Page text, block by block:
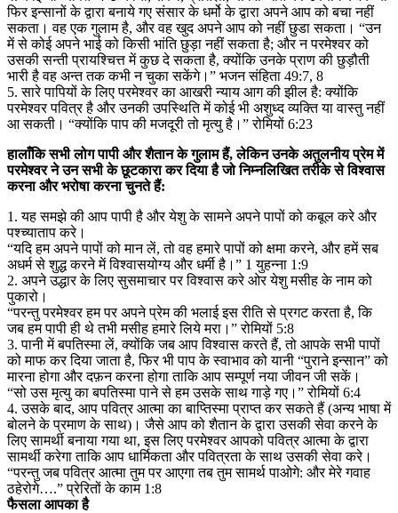
फिर इन्सानों के द्वारा बनाये गए संसार के धर्मो के द्वारा अपने आप को बचा नहीं
सकता। वह एक गुलाम है, और वह खुद अपने आप को नहीं छुडा सकता। “उन
में से कोई अपने भाई को किसी भांति छुड़ा नहीं सकता है; और न परमेश्वर को
उसकी सन्ती प्रायश्चित्त में कुछ दे सकता है, क्योंकि उनके प्राण की छुड़ौती
भारी है वह अन्त तक कभी न चुका सकेंगे।” भजन संहिता 49:7, 8
5. सारे पापियों के लिए परमेश्वर का आखरी न्याय आग की झील है: क्योंकि
परमेश्वर पवित्र है और उनकी उपस्थिति में कोई भी अशुध्द व्यक्ति या वास्तु नहीं
आ सकती। “क्योंकि पाप की मजदूरी तो मृत्यु है।” रोमियों 6:23
हालाँकि सभी लोग पापी और शैतान के गुलाम हैं, लेकिन उनके अतुलनीय प्रेम में
परमेश्वर ने उन सभी के छूटकारा कर दिया है जो निम्नलिखित तरीके से विश्वास
करना और भरोषा करना चुनते हैं:
1. यह समझे की आप पापी है और येशु के सामने अपने पापों को कबूल करे और
पश्च्याताप करे।
“यदि हम अपने पापों को मान लें, तो वह हमारे पापों को क्षमा करने, और हमें सब
अधर्म से शुद्ध करने में विश्वासयोग्य और धर्मी है।” 1 युहन्ना 1:9
2. अपने उद्धार के लिए सुसमाचार पर विश्वास करे ओर येशु मसीह के नाम को
पुकारो।
“परन्तु परमेश्वर हम पर अपने प्रेम की भलाई इस रीति से प्रगट करता है, कि
जब हम पापी ही थे तभी मसीह हमारे लिये मरा।” रोमियों 5:8
3. पानी में बपतिस्मा लें, क्योंकि जब आप विश्वास करते हैं, तो आपके सभी पापों
को माफ कर दिया जाता है, फिर भी पाप के स्वाभाव को यानी “पुराने इन्सान” को
मारना होगा और दफ़न करना होगा ताकि आप सम्पूर्ण नया जीवन जी सकें।
“सो उस मृत्यु का बपतिस्मा पाने से हम उसके साथ गाड़े गए।” रोमियों 6:4
4. उसके बाद, आप पवित्र आत्मा का बाप्तिस्मा प्राप्त कर सकते हैं (अन्य भाषा में
बोलने के प्रमाण के साथ)। जैसे आप को शैतान के द्वारा उसकी सेवा करने के
लिए सामर्थी बनाया गया था, इस लिए परमेश्वर आपको पवित्र आत्मा के द्वारा
सामर्थी करेगा ताकि आप धार्मिकता और पवित्रता के साथ उसकी सेवा करे।
“परन्तु जब पवित्र आत्मा तुम पर आएगा तब तुम सामर्थ पाओगे: और मेरे गवाह
ठहेरोगे….” प्रेरितों के काम 1:8
फैसला आपका है